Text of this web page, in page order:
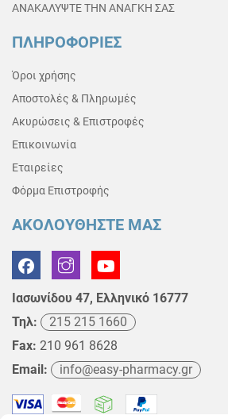
ΑΝΑΚΑΛΥΨΤΕ ΤΗΝ ΑΝΑΓΚΗ ΣΑΣ
ΠΛΗΡΟΦΟΡΙΕΣ
Όροι χρήσης
Αποστολές & Πληρωμές
Ακυρώσεις & Επιστροφές
Επικοινωνία
Εταιρείες
Φόρμα Επιστροφής
ΑΚΟΛΟΥΘΗΣΤΕ ΜΑΣ
Ιασωνίδου 47, Ελληνικό 16777
Τηλ:
215 215 1660
Fax: 210 961 8628
Email:
info@easy-pharmacy.gr